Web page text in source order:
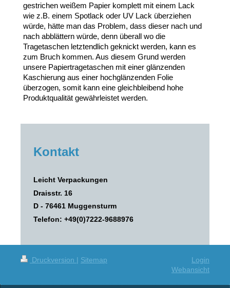
gestrichen weißem Papier komplett mit einem Lack
wie z.B. einem Spotlack oder UV Lack überziehen
würde, hätte man das Problem, dass dieser nach und
nach abblättern würde, denn überall wo die
Tragetaschen letztendlich geknickt werden, kann es
zum Bruch kommen. Aus diesem Grund werden
unsere Papiertragetaschen mit einer glänzenden
Kaschierung aus einer hochglänzenden Folie
überzogen, somit kann eine gleichbleibend hohe
Produktqualität gewährleistet werden.
Kontakt
Leicht Verpackungen
Draisstr. 16
D - 76461 Muggensturm
Telefon: +49(0)7222-9688976
Druckversion | Sitemap
Login
Webansicht